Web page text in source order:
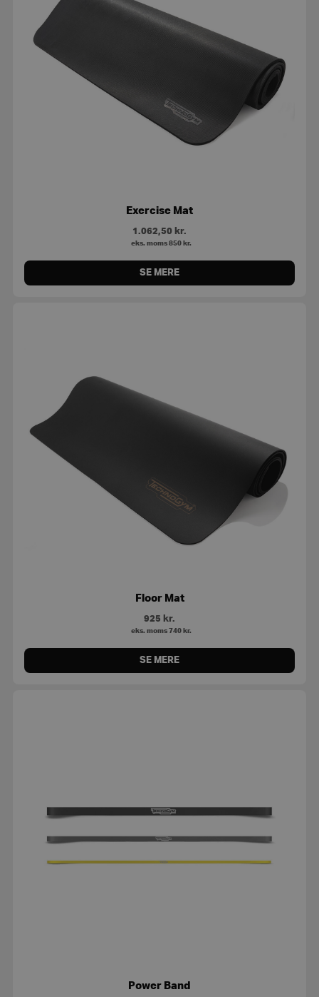
Exercise Mat
1.062,50 kr.
eks. moms 850 kr.
SE MERE
Floor Mat
925 kr.
eks. moms 740 kr.
SE MERE
Power Band